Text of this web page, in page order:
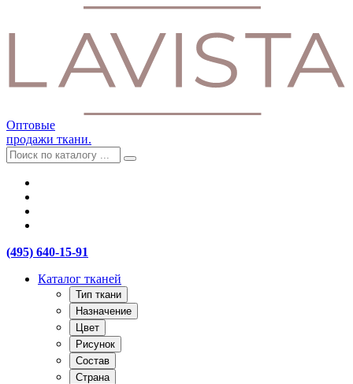
Оптовые
продажи ткани.
(495) 640-15-91
Каталог тканей
Тип ткани
Назначение
Цвет
Рисунок
Состав
Страна